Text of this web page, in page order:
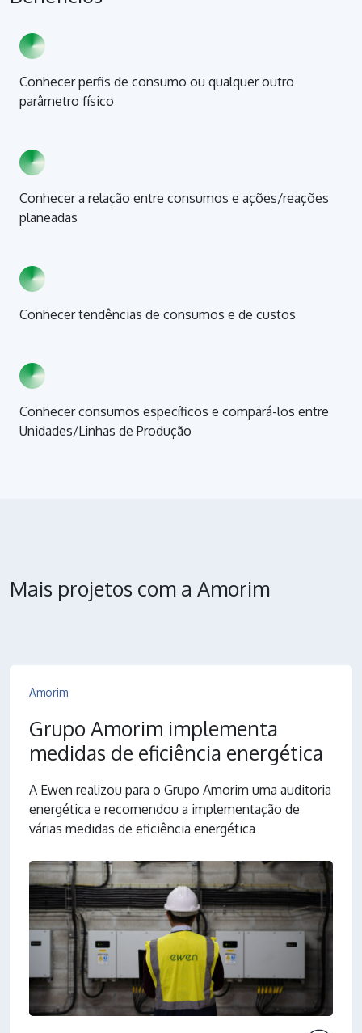
Conhecer perfis de consumo ou qualquer outro
parâmetro físico
Conhecer a relação entre consumos e ações/reações
planeadas
Conhecer tendências de consumos e de custos
Conhecer consumos específicos e compará-los entre
Unidades/Linhas de Produção
Mais projetos com a Amorim
Amorim
Grupo Amorim implementa
medidas de eficiência energética
A Ewen realizou para o Grupo Amorim uma auditoria
energética e recomendou a implementação de
várias medidas de eficiência energética